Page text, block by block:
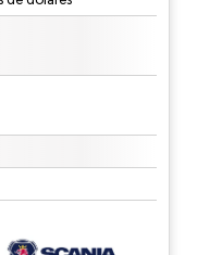
conforme CC BY 4.0.